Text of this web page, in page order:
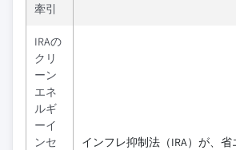
牽引
IRAの
クリ
ーン
エネ
ルギ
ーイ
ンセ
インフレ抑制法（IRA）が、